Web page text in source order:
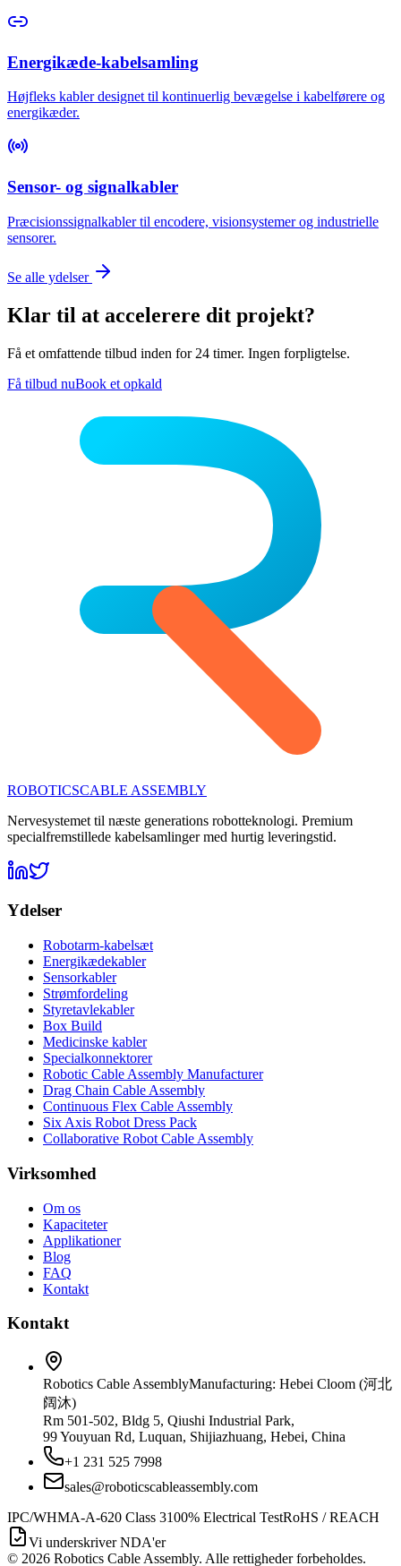
Energikæde-kabelsamling
Højfleks kabler designet til kontinuerlig bevægelse i kabelførere og
energikæder.
Sensor- og signalkabler
Præcisionssignalkabler til encodere, visionsystemer og industrielle
sensorer.
Se alle ydelser
Klar til at accelerere dit projekt?
Få et omfattende tilbud inden for 24 timer. Ingen forpligtelse.
Få tilbud nuBook et opkald
ROBOTICSCABLE ASSEMBLY
Nervesystemet til næste generations robotteknologi. Premium
specialfremstillede kabelsamlinger med hurtig leveringstid.
Ydelser
Robotarm-kabelsæt
Energikædekabler
Sensorkabler
Strømfordeling
Styretavlekabler
Box Build
Medicinske kabler
Specialkonnektorer
Robotic Cable Assembly Manufacturer
Drag Chain Cable Assembly
Continuous Flex Cable Assembly
Six Axis Robot Dress Pack
Collaborative Robot Cable Assembly
Virksomhed
Om os
Kapaciteter
Applikationer
Blog
FAQ
Kontakt
Kontakt
Robotics Cable AssemblyManufacturing: Hebei Cloom (河北
阔沐)
Rm 501-502, Bldg 5, Qiushi Industrial Park,
99 Youyuan Rd, Luquan, Shijiazhuang, Hebei, China
+1 231 525 7998
sales@roboticscableassembly.com
IPC/WHMA-A-620 Class 3100% Electrical TestRoHS / REACH
Vi underskriver NDA'er
© 2026 Robotics Cable Assembly. Alle rettigheder forbeholdes.